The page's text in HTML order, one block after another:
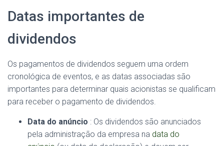
Datas importantes de
dividendos
Os pagamentos de dividendos seguem uma ordem
cronológica de eventos, e as datas associadas são
importantes para determinar quais acionistas se qualificam
para receber o pagamento de dividendos.
Data do anúncio : Os dividendos são anunciados
pela administração da empresa na data do